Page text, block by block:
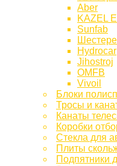
Aber
KAZEL
Sunfab
Hydrocar
Jihostroj
OMFB
Vivoil
Блоки
Тросы и
Канаты
Коробки
Стекла для
Плиты
Подпятники